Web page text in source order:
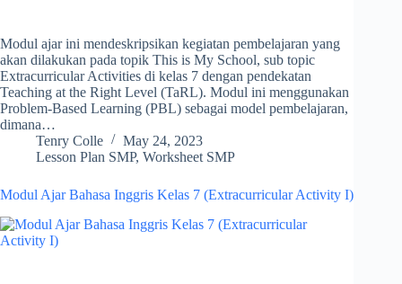
Modul ajar ini mendeskripsikan kegiatan pembelajaran yang
akan dilakukan pada topik This is My School, sub topic
Extracurricular Activities di kelas 7 dengan pendekatan
Teaching at the Right Level (TaRL). Modul ini menggunakan
Problem-Based Learning (PBL) sebagai model pembelajaran,
dimana…
Tenry Colle
May 24, 2023
Lesson Plan SMP, Worksheet SMP
Modul Ajar Bahasa Inggris Kelas 7 (Extracurricular Activity I)